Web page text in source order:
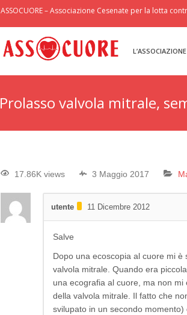
ASSOCUORE – Associazione Cesenate per la lotta
L’ASSOCIAZIONE
Prolasso valvola mitrale,
17.86K views 3 Maggio 2017
utente 11 Dicembre 2012
Salve
Dopo una ecoscopia al cuore mi
valvola mitrale. Quando era
una ecografia al cuore, ma non
della valvola mitrale. Il fatto che
svilupato in un secondo